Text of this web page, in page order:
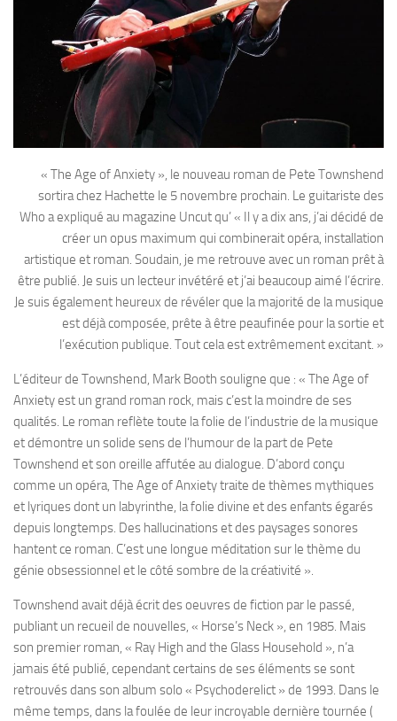
« The Age of Anxiety », le nouveau roman de Pete Townshend
sortira chez Hachette le 5 novembre prochain. Le guitariste des
Who a expliqué au magazine Uncut qu’ « Il y a dix ans, j’ai décidé de
créer un opus maximum qui combinerait opéra, installation
artistique et roman. Soudain, je me retrouve avec un roman prêt à
être publié. Je suis un lecteur invétéré et j’ai beaucoup aimé l’écrire.
Je suis également heureux de révéler que la majorité de la musique
est déjà composée, prête à être peaufinée pour la sortie et
l’exécution publique. Tout cela est extrêmement excitant. »
L’éditeur de Townshend, Mark Booth souligne que : « The Age of
Anxiety est un grand roman rock, mais c’est la moindre de ses
qualités. Le roman reflète toute la folie de l’industrie de la musique
et démontre un solide sens de l’humour de la part de Pete
Townshend et son oreille affutée au dialogue. D’abord conçu
comme un opéra, The Age of Anxiety traite de thèmes mythiques
et lyriques dont un labyrinthe, la folie divine et des enfants égarés
depuis longtemps. Des hallucinations et des paysages sonores
hantent ce roman. C’est une longue méditation sur le thème du
génie obsessionnel et le côté sombre de la créativité ».
Townshend avait déjà écrit des oeuvres de fiction par le passé,
publiant un recueil de nouvelles, « Horse’s Neck », en 1985. Mais
son premier roman, « Ray High and the Glass Household », n’a
jamais été publié, cependant certains de ses éléments se sont
retrouvés dans son album solo « Psychoderelict » de 1993. Dans le
même temps, dans la foulée de leur incroyable dernière tournée (